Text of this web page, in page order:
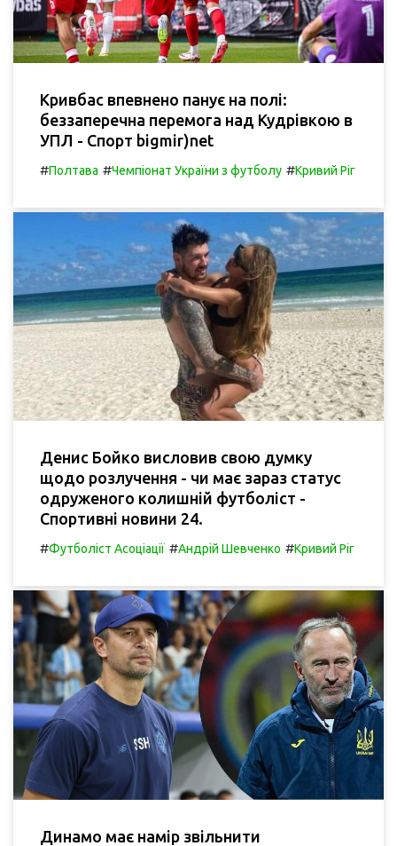
Кривбас впевнено панує на полі:
беззаперечна перемога над Кудрівкою в
УПЛ - Спорт bigmir)net
#Полтава #Чемпіонат України з футболу #Кривий Ріг
Денис Бойко висловив свою думку
щодо розлучення - чи має зараз статус
одруженого колишній футболіст -
Спортивні новини 24.
#Футболіст Асоціації #Андрій Шевченко #Кривий Ріг
Динамо має намір звільнити